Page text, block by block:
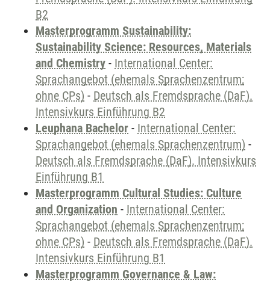
B2
Masterprogramm Sustainability:
Sustainability Science: Resources, Materials
and Chemistry - International Center:
Sprachangebot (ehemals Sprachenzentrum;
ohne CPs) - Deutsch als Fremdsprache (DaF).
Intensivkurs Einführung B2
Leuphana Bachelor - International Center:
Sprachangebot (ehemals Sprachenzentrum) -
Deutsch als Fremdsprache (DaF). Intensivkurs
Einführung B1
Masterprogramm Cultural Studies: Culture
and Organization - International Center:
Sprachangebot (ehemals Sprachenzentrum;
ohne CPs) - Deutsch als Fremdsprache (DaF).
Intensivkurs Einführung B1
Masterprogramm Governance & Law: